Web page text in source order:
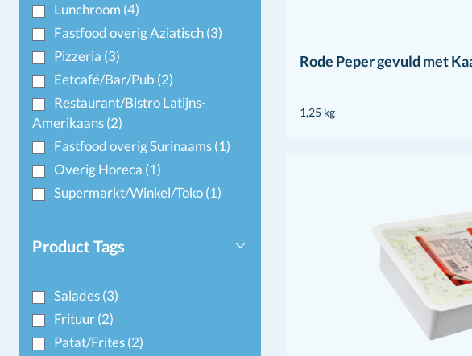
Lunchroom (4)
Fastfood overig Aziatisch(3)
Pizzeria (3)
Eetcafé/Bar/Pub (2)
Restaurant/Bistro Latijns-
Amerikaans(2)
Fastfood overig Surinaams(1)
Overig Horeca (1)
Supermarkt/Winkel/Toko(1)
Product Tags
Salades(3)
Frituur(2)
Patat/Frites(2)
Rode Peper gevuld met
1,25 kg